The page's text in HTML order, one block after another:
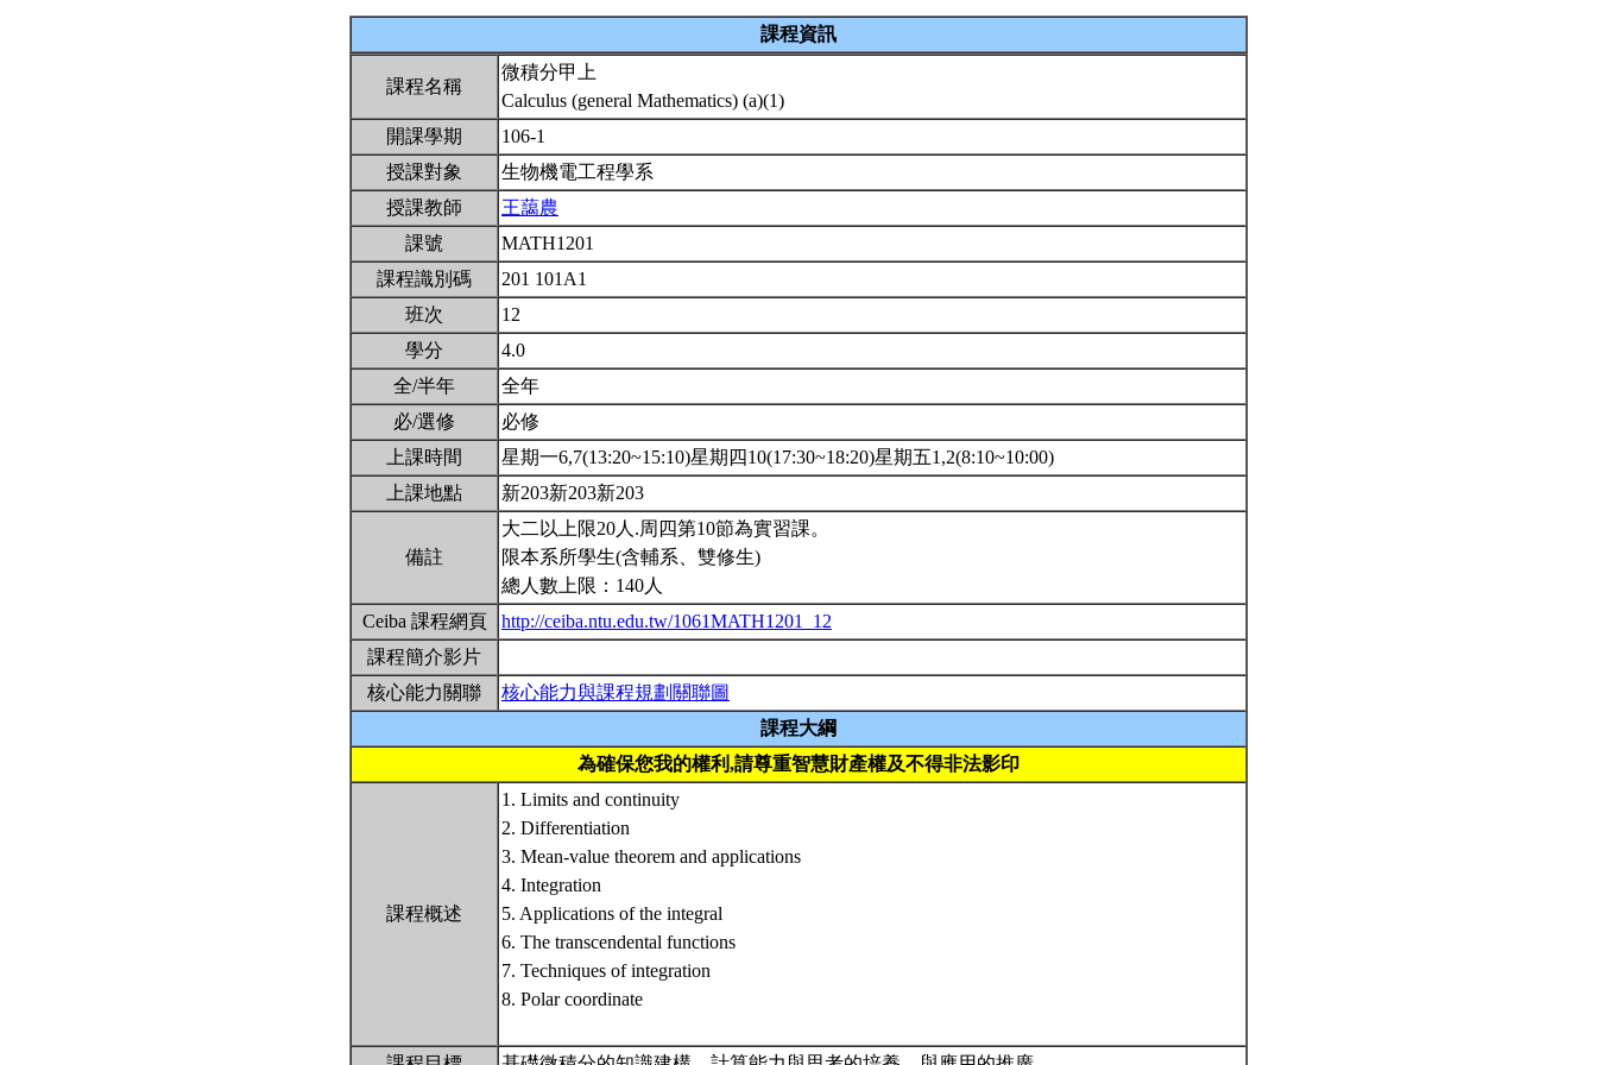
課程資訊
課程名稱
微積分甲上
Calculus (general Mathematics) (a)(1)
開課學期
106-1
授課對象
生物機電工程學系
授課教師
王藹農
課號
MATH1201
課程識別碼
201 101A1
班次
12
學分
4.0
全/半年
全年
必/選修
必修
上課時間
星期一6,7(13:20~15:10)星期四10(17:30~18:20)星期五1,2(8:10~10:00)
上課地點
新203新203新203
備註
大二以上限20人.周四第10節為實習課。
限本系所學生(含輔系、雙修生)
總人數上限：140人
Ceiba 課程網頁
http://ceiba.ntu.edu.tw/1061MATH1201_12
課程簡介影片
核心能力關聯
核心能力與課程規劃關聯圖
課程大綱
為確保您我的權利,請尊重智慧財產權及不得非法影印
課程概述
1. Limits and continuity
2. Differentiation
3. Mean-value theorem and applications
4. Integration
5. Applications of the integral
6. The transcendental functions
7. Techniques of integration
8. Polar coordinate